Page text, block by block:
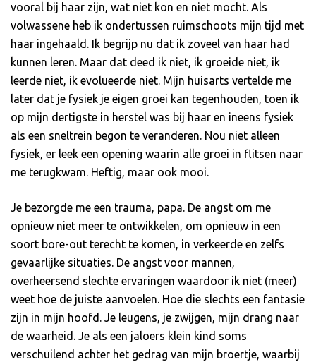
vooral bij haar zijn, wat niet kon en niet mocht. Als
volwassene heb ik ondertussen ruimschoots mijn tijd met
haar ingehaald. Ik begrijp nu dat ik zoveel van haar had
kunnen leren. Maar dat deed ik niet, ik groeide niet, ik
leerde niet, ik evolueerde niet. Mijn huisarts vertelde me
later dat je fysiek je eigen groei kan tegenhouden, toen ik
op mijn dertigste in herstel was bij haar en ineens fysiek
als een sneltrein begon te veranderen. Nou niet alleen
fysiek, er leek een opening waarin alle groei in flitsen naar
me terugkwam. Heftig, maar ook mooi.
Je bezorgde me een trauma, papa. De angst om me
opnieuw niet meer te ontwikkelen, om opnieuw in een
soort bore-out terecht te komen, in verkeerde en zelfs
gevaarlijke situaties. De angst voor mannen,
overheersend slechte ervaringen waardoor ik niet (meer)
weet hoe de juiste aanvoelen. Hoe die slechts een fantasie
zijn in mijn hoofd. Je leugens, je zwijgen, mijn drang naar
de waarheid. Je als een jaloers klein kind soms
verschuilend achter het gedrag van mijn broertje, waarbij